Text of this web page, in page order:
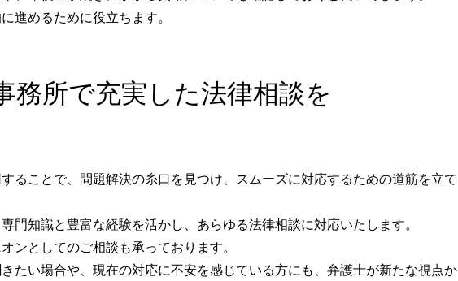
進めるために役立ちます。
務所で充実した法律相談を
ることで、問題解決の糸口を見つけ、スムーズに対応するための道筋を立て
門知識と豊富な経験を活かし、あらゆる法律相談に対応いたします。
ンとしてのご相談も承っております。
たい場合や、現在の対応に不安を感じている方にも、弁護士が新たな視点か